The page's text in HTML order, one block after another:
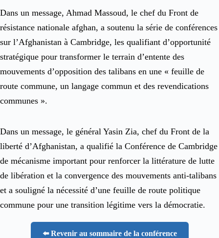
Dans un message, Ahmad Massoud, le chef du Front de
résistance nationale afghan, a soutenu la série de conférences
sur l’Afghanistan à Cambridge, les qualifiant d’opportunité
stratégique pour transformer le terrain d’entente des
mouvements d’opposition des talibans en une « feuille de
route commune, un langage commun et des revendications
communes ».
Dans un message, le général Yasin Zia, chef du Front de la
liberté d’Afghanistan, a qualifié la Conférence de Cambridge
de mécanisme important pour renforcer la littérature de lutte
de libération et la convergence des mouvements anti-talibans
et a souligné la nécessité d’une feuille de route politique
commune pour une transition légitime vers la démocratie.
⬅️ Revenir au sommaire de la conférence